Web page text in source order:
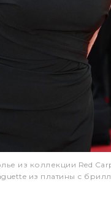
из коллекции Red
из платины с